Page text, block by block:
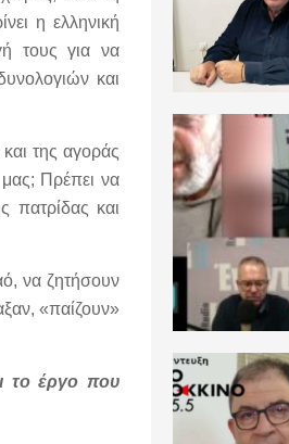
η ελληνική
τους για να
και
της αγοράς
Πρέπει να
πατρίδας και
να ζητήσουν
«παίζουν»
το έργο που